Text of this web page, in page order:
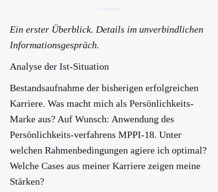
Ein erster Überblick. Details im unverbindlichen
Informationsgespräch.
Analyse der Ist-Situation
Bestandsaufnahme der bisherigen erfolgreichen
Karriere. Was macht mich als Persönlichkeits-
Marke aus? Auf Wunsch: Anwendung des
Persönlichkeits-verfahrens MPPI-18. Unter
welchen Rahmenbedingungen agiere ich optimal?
Welche Cases aus meiner Karriere zeigen meine
Stärken?